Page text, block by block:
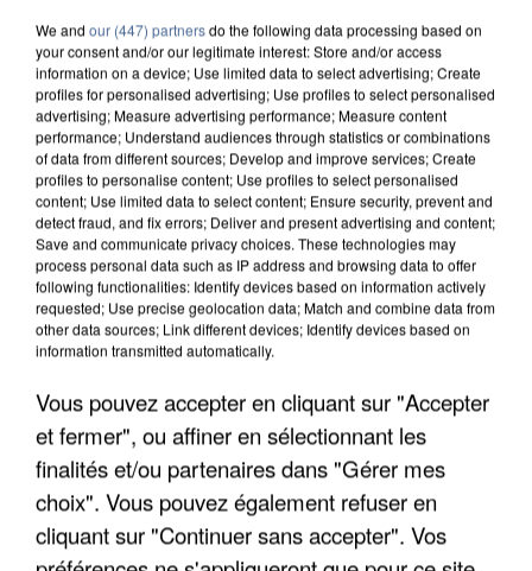
APRÈS TOUTES CES CANICULES, LES REFUGES
DE FAUNE SAUVAGE SONT...
We and our (447) partnersdo the following data processing based on
your consent and/or our legitimate interest: Store and/or access
information on a device; Use limited data to select advertising; Create
profiles for personalised advertising; Use profiles to select personalised
advertising; Measure advertising performance; Measure content
performance; Understand audiences through statistics or combinations
of data from different sources; Develop and improve services; Create
profiles to personalise content; Use profiles to select personalised
content; Use limited data to select content; Ensure security, prevent and
detect fraud, and fix errors; Deliver and present advertising and content;
Save and communicate privacy choices. These technologies may
process personal data such as IP address and browsing data to offer
following functionalities: Identify devices based on information actively
requested; Use precise geolocation data; Match and combine data from
other data sources; Link different devices; Identify devices based on
information transmitted automatically.
Vous pouvez accepter en cliquant sur "Accepter
et fermer", ou affiner en sélectionnant les
finalités et/ou partenaires dans "Gérer mes
choix". Vous pouvez également refuser en
cliquant sur "Continuer sans accepter". Vos